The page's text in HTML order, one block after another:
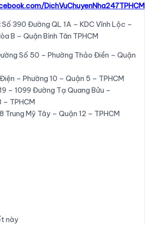
DichVuChuyenNha247TPHCM
Số 390 Đường QL 1A – KDC Vĩnh Lộc –
B – Quận Bình Tân TPHCM
Số 50 – Phường Thảo Điền – Quận
– Phường 10 – Quận 5 – TPHCM
– 1099 Đường Tạ Quang Bửu –
– TPHCM
Trung Mỹ Tây – Quận 12 – TPHCM
này